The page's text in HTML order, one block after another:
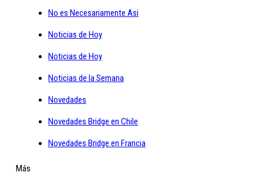
No es Necesariamente Asi
Noticias de Hoy
Noticias de Hoy
Noticias de la Semana
Novedades
Novedades Bridge en Chile
Novedades Bridge en Francia
Más